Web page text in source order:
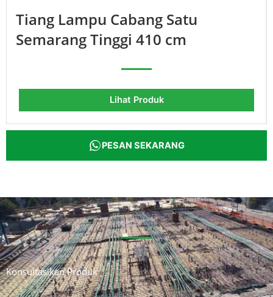
Tiang Lampu Cabang Satu
Semarang Tinggi 410 cm
Lihat Produk
PESAN SEKARANG
Konsultasikan Produk